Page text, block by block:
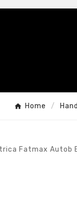
Home